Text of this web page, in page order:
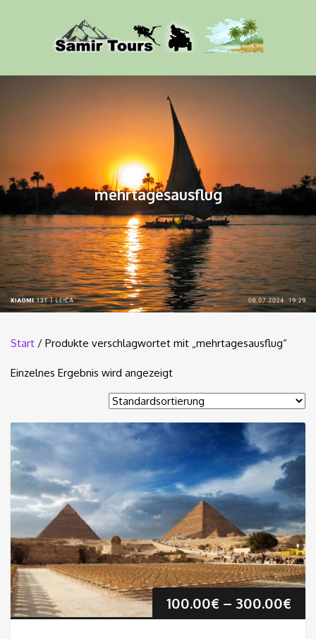
mehrtagesausflug
Start / Produkte verschlagwortet mit „mehrtagesausflug“
Einzelnes Ergebnis wird angezeigt
100.00€ – 300.00€